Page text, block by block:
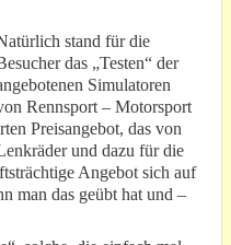
stand für die
das „Testen“ der
Simulatoren
Rennsport – Motorsport
Preisangebot, das von
und dazu für die
Angebot sich auf
man das geübt hat und –